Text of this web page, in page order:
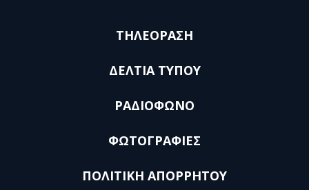
ΤΗΛΕΟΡΑΣΗ
ΔΕΛΤΙΑ ΤΥΠΟΥ
ΡΑΔΙΟΦΩΝΟ
ΦΩΤΟΓΡΑΦΙΕΣ
ΠΟΛΙΤΙΚΗ ΑΠΟΡΡΗΤΟΥ